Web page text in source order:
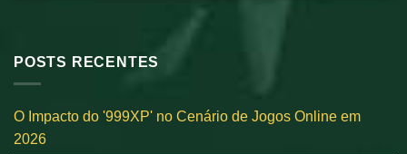
POSTS RECENTES
O Impacto do '999XP' no Cenário de Jogos Online em
2026